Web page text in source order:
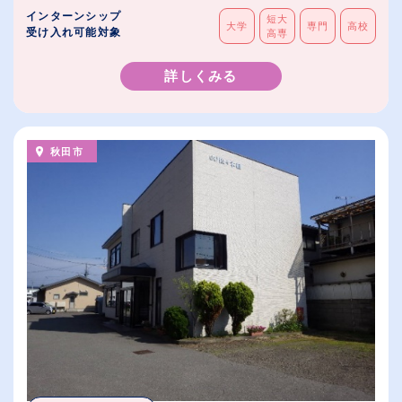
インターンシップ
受け入れ可能対象
大学
短大
高専
専門 高校
詳しくみる
秋田市